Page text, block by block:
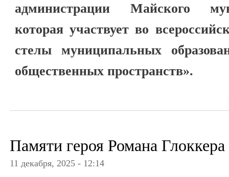
администрации Майского
которая участвует во
стелы муниципальных
общественных пространств».
Памяти героя Романа Глоккера
11 декабря, 2025 - 12:14